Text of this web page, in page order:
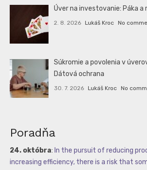
Úver na investovanie: Páka a
2. 8. 2026 Lukáš Kroc No
Súkromie a povolenia v
Dátová ochrana
30. 7. 2026 Lukáš Kroc No
Poradňa
24. októbra: In the pursuit of reducing
increasing efficiency, there is a risk that